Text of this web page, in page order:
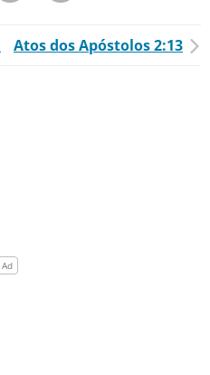
Atos dos Apóstolos 2:13